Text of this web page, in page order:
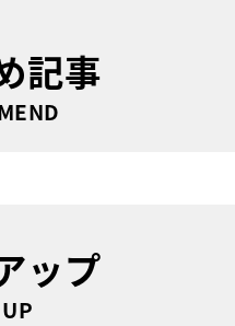
記事
ップ